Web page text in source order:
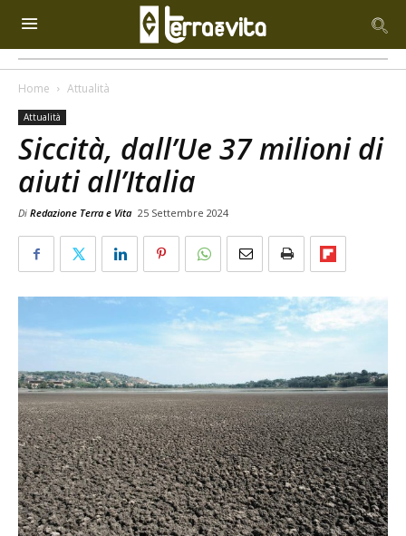
Home Attualità
Attualità
Siccità, dall’Ue 37 milioni di
aiuti all’Italia
Di Redazione Terra e Vita 25 Settembre 2024